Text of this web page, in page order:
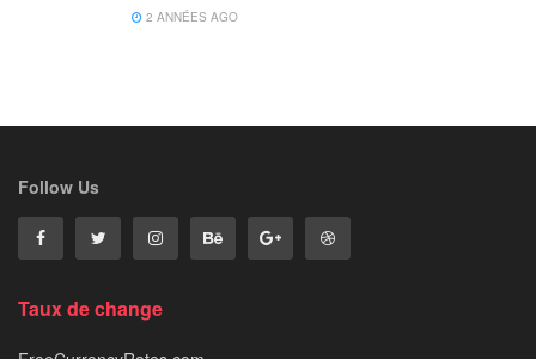
2 ANNÉES AGO
Follow Us
Taux de change